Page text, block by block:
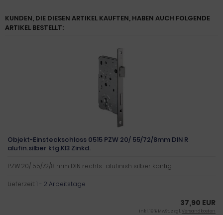
KUNDEN, DIE DIESEN ARTIKEL KAUFTEN, HABEN AUCH FOLGENDE
ARTIKEL BESTELLT:
Objekt-Einsteckschloss 0515 PZW 20/ 55/72/8mm DIN R
alufin.silber ktg.Kl3 Zinkd.
PZW 20/ 55/72/8 mm DIN rechts · alufinish silber käntig
Lieferzeit:1 - 2 Arbeitstage
37,90 EUR
inkl. 19 % MwSt. zzgl.Versandkosten